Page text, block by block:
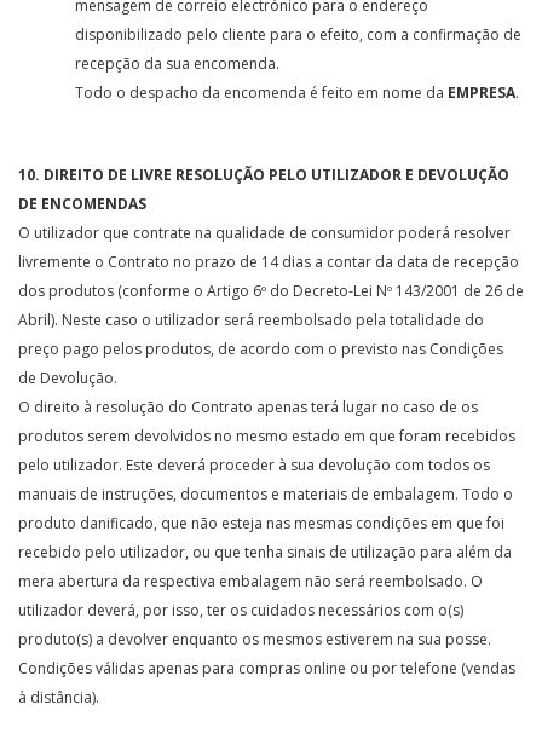
mensagem de correio electrónico para o endereço
disponibilizado pelo cliente para o efeito, com a confirmação de
recepção da sua encomenda.
Todo o despacho da encomenda é feito em nome da EMPRESA.
10. DIREITO DE LIVRE RESOLUÇÃO PELO UTILIZADOR E DEVOLUÇÃO
DE ENCOMENDAS
O utilizador que contrate na qualidade de consumidor poderá resolver
livremente o Contrato no prazo de 14 dias a contar da data de recepção
dos produtos (conforme o Artigo 6º do Decreto-Lei Nº 143/2001 de 26 de
Abril). Neste caso o utilizador será reembolsado pela totalidade do
preço pago pelos produtos, de acordo com o previsto nas Condições
de Devolução.
O direito à resolução do Contrato apenas terá lugar no caso de os
produtos serem devolvidos no mesmo estado em que foram recebidos
pelo utilizador. Este deverá proceder à sua devolução com todos os
manuais de instruções, documentos e materiais de embalagem. Todo o
produto danificado, que não esteja nas mesmas condições em que foi
recebido pelo utilizador, ou que tenha sinais de utilização para além da
mera abertura da respectiva embalagem não será reembolsado. O
utilizador deverá, por isso, ter os cuidados necessários com o(s)
produto(s) a devolver enquanto os mesmos estiverem na sua posse.
Condições válidas apenas para compras online ou por telefone (vendas
à distância).